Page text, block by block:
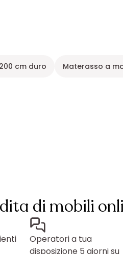
cm duro Materasso a
di mobili
Operatori a tua
disposizione 5 giorni su